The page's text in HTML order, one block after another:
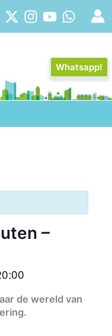
Whatsapp!
–
de wereld van